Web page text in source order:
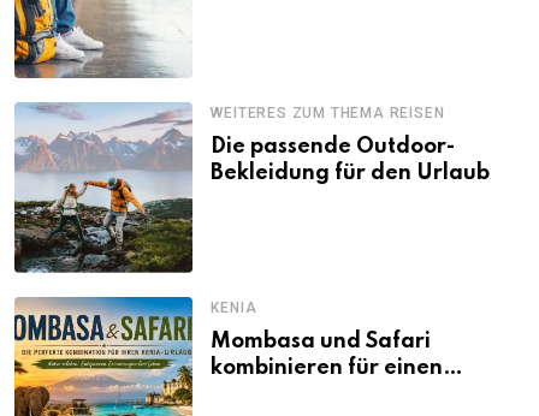
WEITERES ZUM THEMA REISEN
Die passende Outdoor-
Bekleidung für den Urlaub
KENIA
Mombasa und Safari
kombinieren für einen